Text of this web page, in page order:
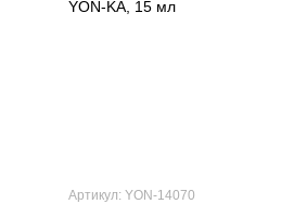
Артикул: YON-14070